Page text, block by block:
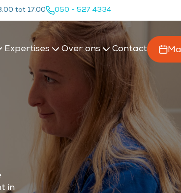
tot 17.00 050 - 527 4334
Expertises Over ons Contact
in